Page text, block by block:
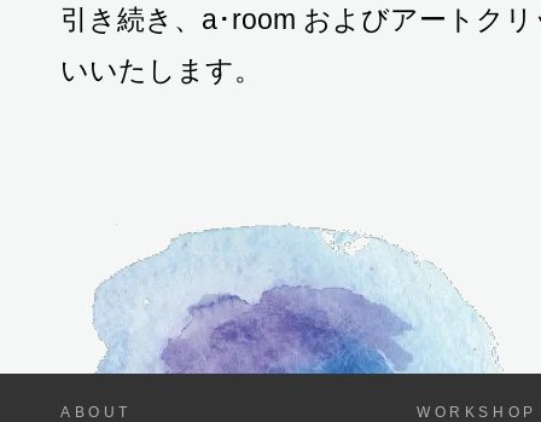
引き続き、a･room およびアートク
いいたします。
ABOUT